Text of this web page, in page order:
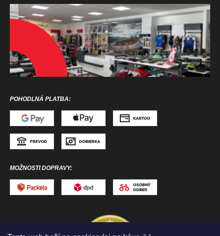
POHODLNÁ PLATBA:
MOŽNOSTI DOPRAVY: